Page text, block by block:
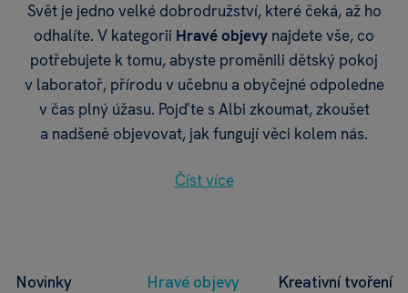
Svět je jedno velké dobrodružství, které čeká, až ho
odhalíte. V kategorii Hravé objevy najdete vše, co
potřebujete k tomu, abyste proměnili dětský pokoj
v laboratoř, přírodu v učebnu a obyčejné odpoledne
v čas plný úžasu. Pojďte s Albi zkoumat, zkoušet
a nadšeně objevovat, jak fungují věci kolem nás.
Číst více
Novinky Hravé objevy Kreativní tvoření